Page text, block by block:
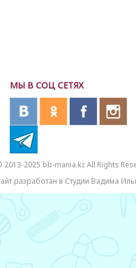
МЫ В СОЦ СЕТЯХ
2013-2025 bb-mania.kz All Rights
разработан в Студии Вадима